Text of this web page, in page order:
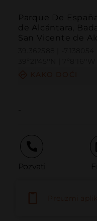
Parque De
de Alcántara,
San Vicente de
Pozvati
Prijaviti